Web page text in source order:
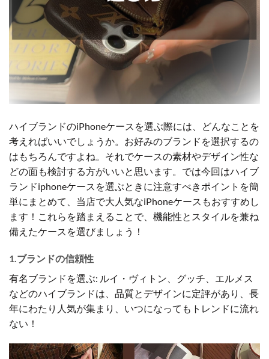
ハイブランドのiPhoneケースを選ぶ際には、どんなことを
考えればいいでしょうか。お好みのブランドを選択するの
はもちろんですよね。それでケースの素材やデザイン性な
どの面も検討する方がいいと思います。では今回はハイブ
ランドiphoneケースを選ぶときに注意すべきポイントを簡
単にまとめて、当店で大人気なiPhoneケースもおすすめし
ます！これらを踏まえることで、機能性とスタイルを兼ね
備えたケースを選びましょう！
1.ブランドの信頼性
有名ブランドを選ぶ: ルイ・ヴィトン、グッチ、エルメス
などのハイブランドは、品質とデザインに定評があり、長
年にわたり人気が集まり、いつになってもトレンドに流れ
ない！